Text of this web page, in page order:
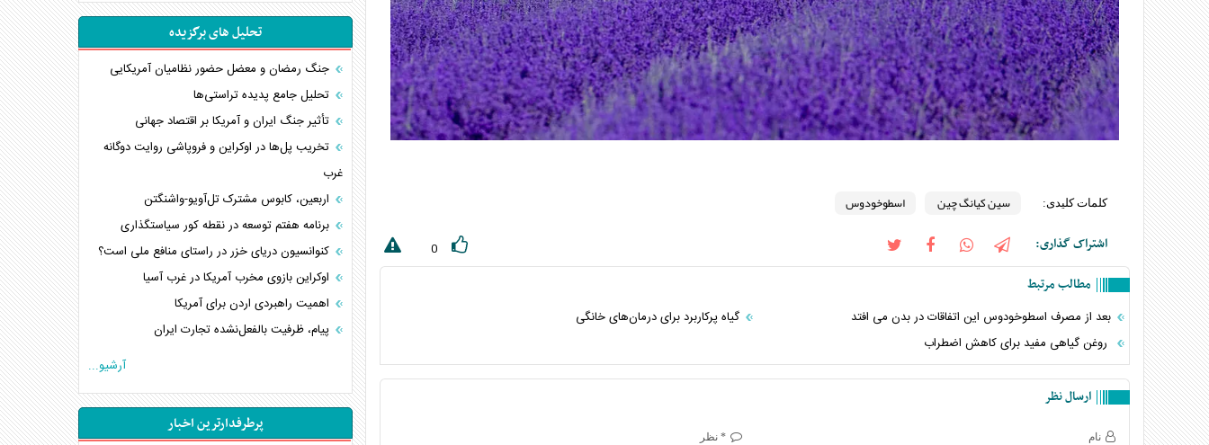
کلمات کلیدی: سین کیانگ چین اسطوخودوس
اشتراک گذاری: 0
مطالب مرتبط
بعد از مصرف اسطوخودوس این اتفاقات در بدن می افتد
گیاه پرکاربرد برای درمان‌های خانگی
روغن گیاهی مفید برای کاهش اضطراب
ارسال نظر
نام * نظر
تحلیل های برگزیده
جنگ رمضان و معضل حضور نظامیان آمریکایی
تحلیل جامع پدیده تراستی‌ها
تأثیر جنگ ایران و آمریکا بر اقتصاد جهانی
تخریب پل‌ها در اوکراین و فروپاشی روایت دوگانه
غرب
اربعین، کابوس مشترک تل‌آویو-واشنگتن
برنامه هفتم توسعه در نقطه کور سیاستگذاری
کنوانسیون دریای خزر در راستای منافع ملی است؟
اوکراین بازوی مخرب آمریکا در غرب آسیا
اهمیت راهبردی اردن برای آمریکا
پیام، ظرفیت بالفعل‌نشده تجارت ایران
همسویی عربستان با سنتکام علیه متحدان ایران
چرا کویت به دنبال شریک امنیتی جدید است؟
اعتراف غرب به قدرت ایران در تثبیت معادلات
آرشیو...
پرطرفدارترین اخبار